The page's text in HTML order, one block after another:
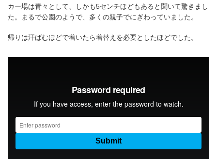
カー場は青々として、しかも5センチほどもあると聞いて驚きまし
た。まるで公園のようで、多くの親子でにぎわっていました。
帰りは汗ばむほどで着いたら着替えを必要としたほどでした。